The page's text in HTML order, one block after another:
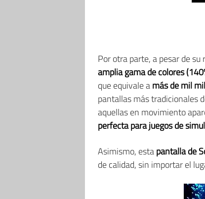
Por otra parte, a pesar de
amplia gama de colores
que equivale amás de mil
pantallas más tradicionales
aquellas en movimiento
perfecta para juegos de
Asimismo, estapantalla de
de calidad, sin importar el